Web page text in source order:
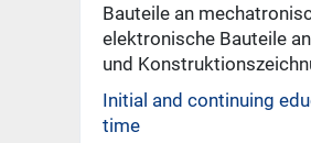
Bauteile an
elektronische Bauteile
und
Initial and continuing
time